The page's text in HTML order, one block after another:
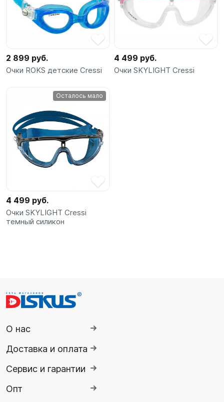
2 899 руб.
Очки ROKS детские Cressi
4 499 руб.
Очки SKYLIGHT Cressi
Осталось мало
4 499 руб.
Очки SKYLIGHT Cressi
темный силикон
О нас
Доставка и оплата
Сервис и гарантии
Опт